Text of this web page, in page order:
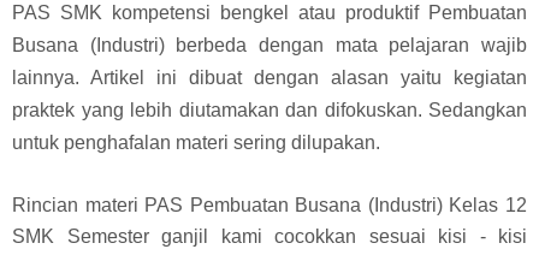
PAS SMK kompetensi bengkel atau produktif Pembuatan
Busana (Industri) berbeda dengan mata pelajaran wajib
lainnya. Artikel ini dibuat dengan alasan yaitu kegiatan
praktek yang lebih diutamakan dan difokuskan. Sedangkan
untuk penghafalan materi sering dilupakan.
Rincian materi PAS Pembuatan Busana (Industri) Kelas 12
SMK Semester ganjil kami cocokkan sesuai kisi - kisi